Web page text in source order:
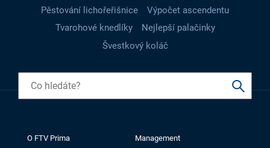
Pěstování lichořeřišnice
Výpočet ascendentu
Tvarohové knedlíky
Nejlepší palačinky
Švestkový koláč
O FTV Prima
Management